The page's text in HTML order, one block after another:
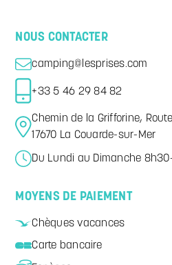
NOUS CONTACTER
camping@lesprises.com
+33 5 46 29 84 82
Chemin de la Grifforine,
17670 La Couarde-sur-Mer
Du Lundi au Dimanche
MOYENS DE PAIEMENT
Chèques vacances
Carte bancaire